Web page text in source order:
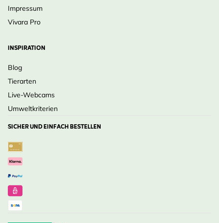
Impressum
Vivara Pro
INSPIRATION
Blog
Tierarten
Live-Webcams
Umweltkriterien
SICHER UND EINFACH BESTELLEN